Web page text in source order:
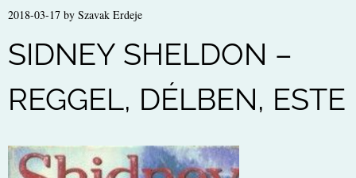
2018-03-17 by Szavak Erdeje
SIDNEY SHELDON –
REGGEL, DÉLBEN, ESTE